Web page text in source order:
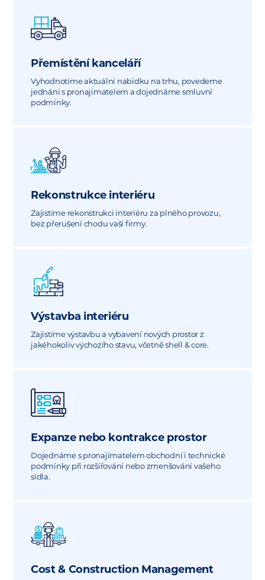
Přemístění kanceláří
Vyhodnotíme aktuální nabídku na trhu, povedeme
jednání s pronajímatelem a dojednáme smluvní
podmínky.
Rekonstrukce interiéru
Zajistíme rekonstrukci interiéru za plného provozu,
bez přerušení chodu vaší firmy.
Výstavba interiéru
Zajistíme výstavbu a vybavení nových prostor z
jakéhokoliv výchozího stavu, včetně shell & core.
Expanze nebo kontrakce prostor
Dojednáme s pronajímatelem obchodní i technické
podmínky při rozšiřování nebo zmenšování vašeho
sídla.
Cost & Construction Management